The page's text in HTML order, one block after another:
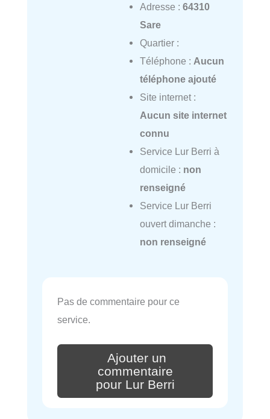
Adresse : 64310
Sare
Quartier :
Téléphone : Aucun
téléphone ajouté
Site internet :
Aucun site internet
connu
Service Lur Berri à
domicile : non
renseigné
Service Lur Berri
ouvert dimanche :
non renseigné
Pas de commentaire pour ce
service.
Ajouter un
commentaire
pour Lur Berri